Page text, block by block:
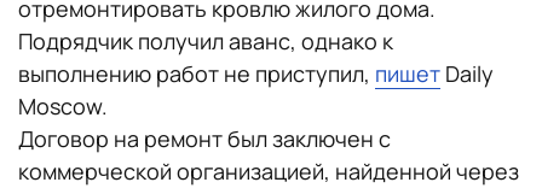
отремонтировать кровлю жилого дома.
Подрядчик получил аванс, однако к
выполнению работ не приступил, пишет Daily
Moscow.
Договор на ремонт был заключен с
коммерческой организацией, найденной через